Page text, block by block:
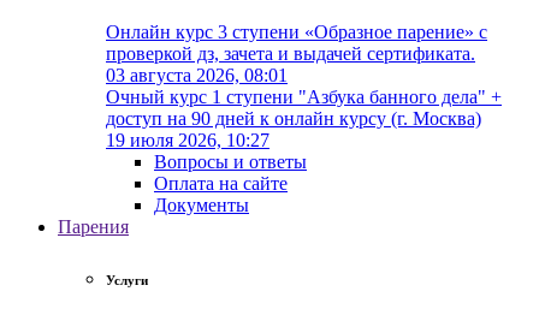
Онлайн курс 3 ступени «Образное парение» с
проверкой дз, зачета и выдачей сертификата.
03 августа 2026, 08:01
Очный курс 1 ступени "Азбука банного дела" +
доступ на 90 дней к онлайн курсу (г. Москва)
19 июля 2026, 10:27
Вопросы и ответы
Оплата на сайте
Документы
Парения
Услуги